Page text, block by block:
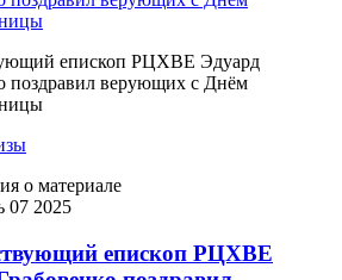
епископ РЦХВЕ Эдуард
поздравил верующих с Днём
о материале
07 2025
епископ РЦХВЕ